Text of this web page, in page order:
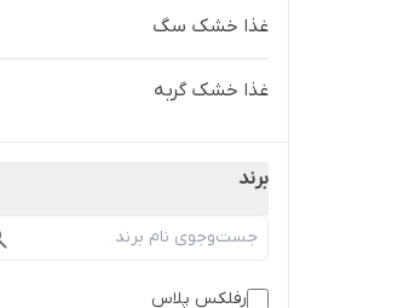
غذا خشک سگ
غذا خشک گربه
برند
رفلکس پلاس